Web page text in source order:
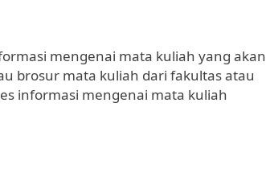
mengenai mata kuliah yang akan
brosur mata kuliah dari fakultas atau
informasi mengenai mata kuliah